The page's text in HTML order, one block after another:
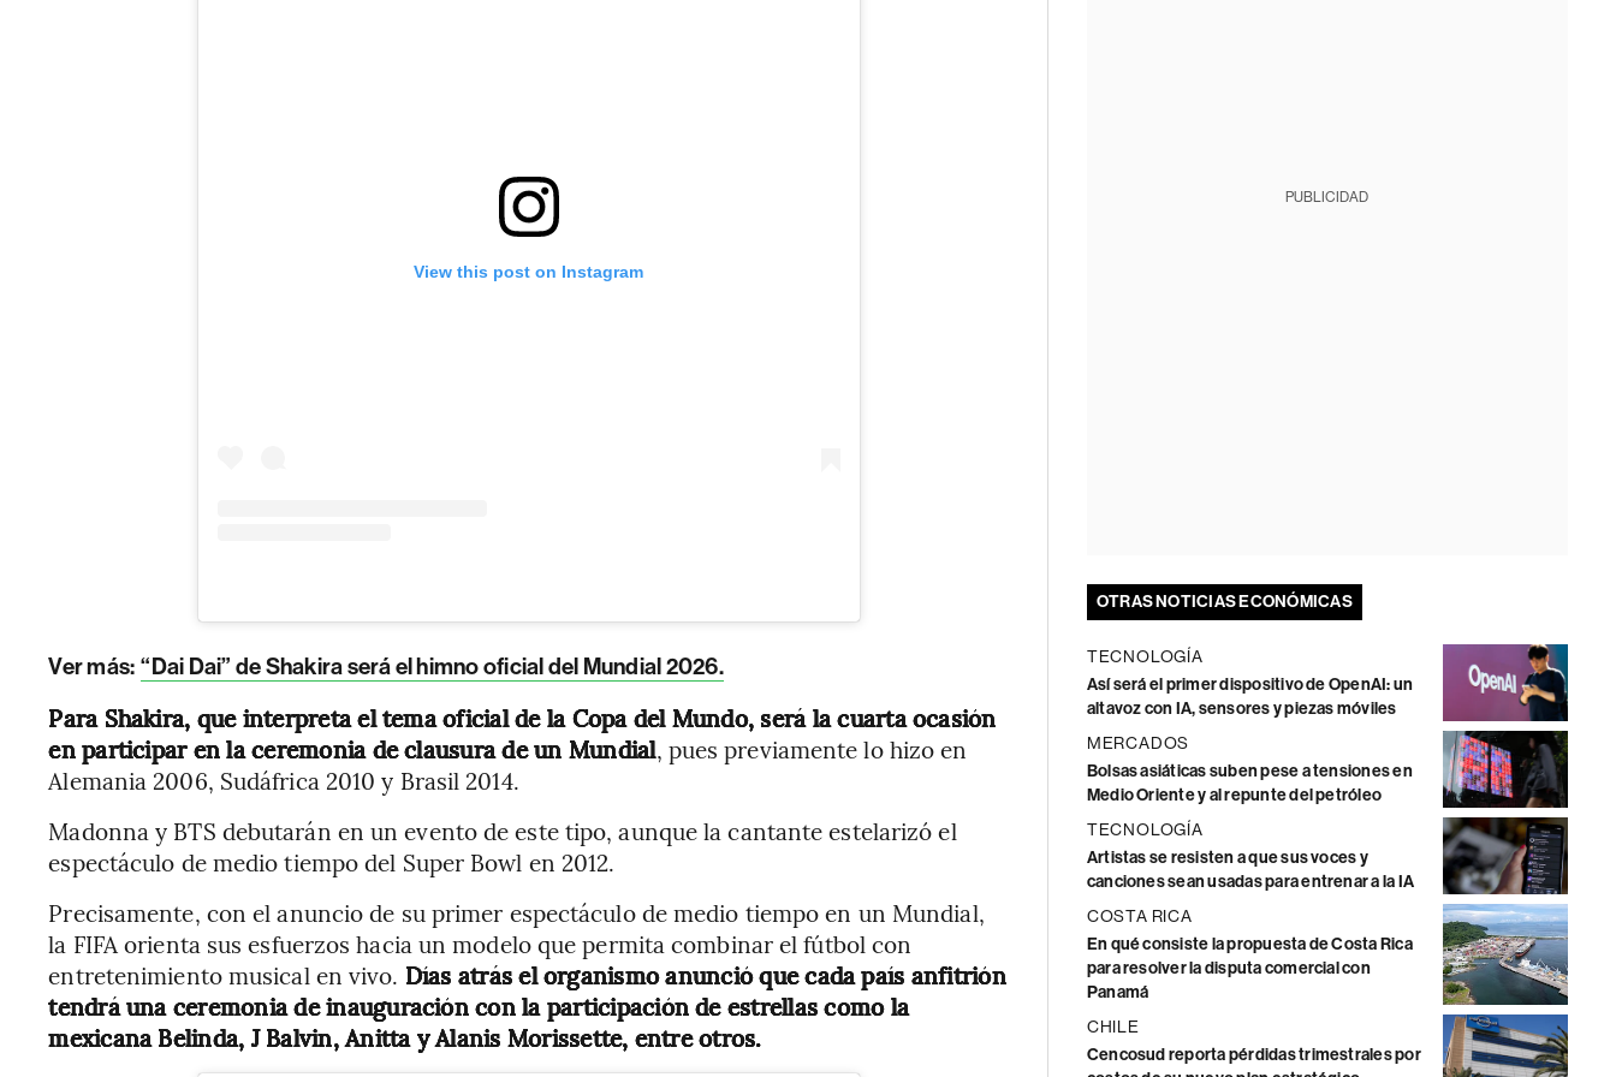
View this post on Instagram
Ver más: “Dai Dai” de Shakira será el himno oficial del Mundial 2026.
Para Shakira, que interpreta el tema oficial de la Copa del Mundo, será la cuarta ocasión
en participar en la ceremonia de clausura de un Mundial, pues previamente lo hizo en
Alemania 2006, Sudáfrica 2010 y Brasil 2014.
Madonna y BTS debutarán en un evento de este tipo, aunque la cantante estelarizó el
espectáculo de medio tiempo del Super Bowl en 2012.
Precisamente, con el anuncio de su primer espectáculo de medio tiempo en un Mundial,
la FIFA orienta sus esfuerzos hacia un modelo que permita combinar el fútbol con
entretenimiento musical en vivo. Días atrás el organismo anunció que cada país anfitrión
tendrá una ceremonia de inauguración con la participación de estrellas como la
mexicana Belinda, J Balvin, Anitta y Alanis Morissette, entre otros.
PUBLICIDAD
OTRAS NOTICIAS ECONÓMICAS
TECNOLOGÍA
Así será el primer dispositivo de OpenAI: un
altavoz con IA, sensores y piezas móviles
MERCADOS
Bolsas asiáticas suben pese a tensiones en
Medio Oriente y al repunte del petróleo
TECNOLOGÍA
Artistas se resisten a que sus voces y
canciones sean usadas para entrenar a la IA
COSTA RICA
En qué consiste la propuesta de Costa Rica
para resolver la disputa comercial con
Panamá
CHILE
Cencosud reporta pérdidas trimestrales por